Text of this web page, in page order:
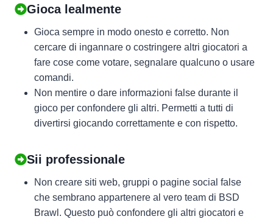
Gioca lealmente
Gioca sempre in modo onesto e corretto. Non
cercare di ingannare o costringere altri giocatori a
fare cose come votare, segnalare qualcuno o usare
comandi.
Non mentire o dare informazioni false durante il
gioco per confondere gli altri. Permetti a tutti di
divertirsi giocando correttamente e con rispetto.
Sii professionale
Non creare siti web, gruppi o pagine social false
che sembrano appartenere al vero team di BSD
Brawl. Questo può confondere gli altri giocatori e